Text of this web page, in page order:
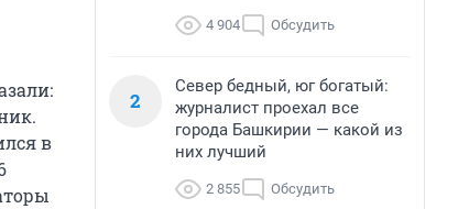
в
4 904 Обсудить
2
Север бедный, юг богатый:
журналист проехал все
города Башкирии — какой из
них лучший
2 855 Обсудить